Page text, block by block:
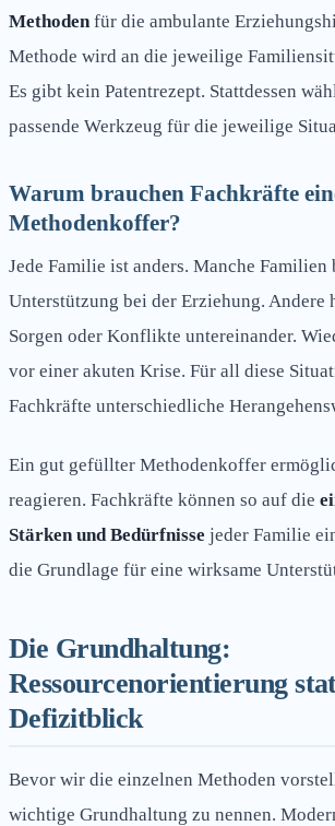
Methodenfür die ambulante
Methode wird an die jeweilige
Es gibt kein Patentrezept. Stattdessen
passende Werkzeug für die jeweilige
Warum brauchen Fachkräfte
Methodenkoffer?
Jede Familie ist anders. Manche Familien
Unterstützung bei der Erziehung. Andere
Sorgen oder Konflikte untereinander.
vor einer akuten Krise. Für all diese
Fachkräfte unterschiedliche
Ein gut gefüllter Methodenkoffer
reagieren. Fachkräfte können so auf die
Stärken und Bedürfnisse jeder Familie
die Grundlage für eine wirksame
Die Grundhaltung:
Ressourcenorientierung
Defizitblick
Bevor wir die einzelnen Methoden
wichtige Grundhaltung zu nennen.